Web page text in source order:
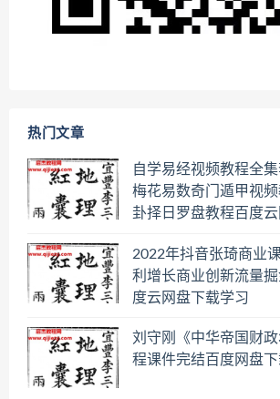
热门文章
自学易经视频教程全
梅花易数奇门遁甲视
卦择日罗盘教程百度
2022年抖音张琦商业
利增长商业创新流量
度云网盘下载学习
刘守刚《中华帝国财
程课件完结百度网盘